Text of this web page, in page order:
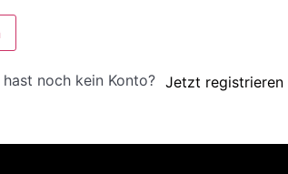
hast noch kein Konto? Jetzt registrieren